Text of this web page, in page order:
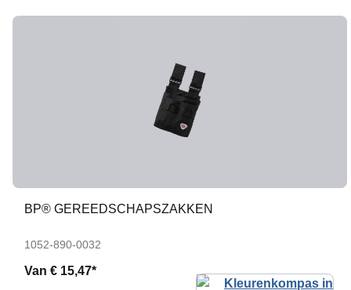
BP® GEREEDSCHAPSZAKKEN
1052-890-0032
Van € 15,47*